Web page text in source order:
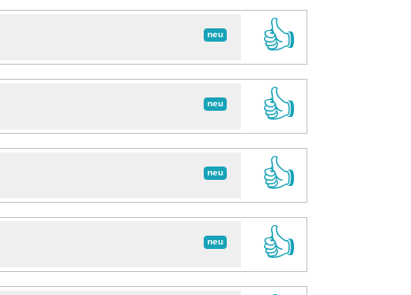
neu
👍
neu
👍
neu
👍
neu
👍